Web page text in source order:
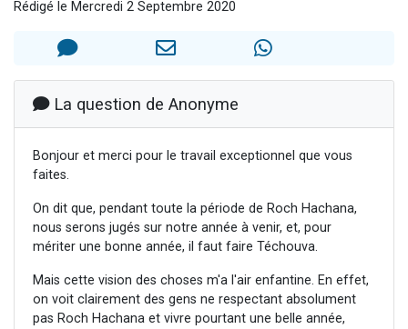
2 personnes viennent de faire un don pour 1 Journée de Vacances Pour les Enfants
Il reste 49 places pour étudier en groupe sur Zoom
2 personnes viennent de nous rejoindre sur WhatsApp
Rédigé le Mercredi 2 Septembre 2020
La question de Anonyme
Bonjour et merci pour le travail exceptionnel que vous
faites.
On dit que, pendant toute la période de Roch Hachana,
nous serons jugés sur notre année à venir, et, pour
mériter une bonne année, il faut faire Téchouva.
Mais cette vision des choses m'a l'air enfantine. En effet,
on voit clairement des gens ne respectant absolument
pas Roch Hachana et vivre pourtant une belle année,